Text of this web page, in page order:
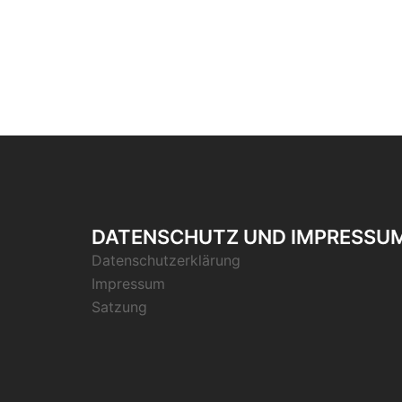
DATENSCHUTZ UND
Datenschutzerklärung
Impressum
Satzung